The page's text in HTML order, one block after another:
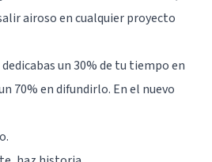
airoso en cualquier proyecto
un 30% de tu tiempo en
70% en difundirlo. En el nuevo